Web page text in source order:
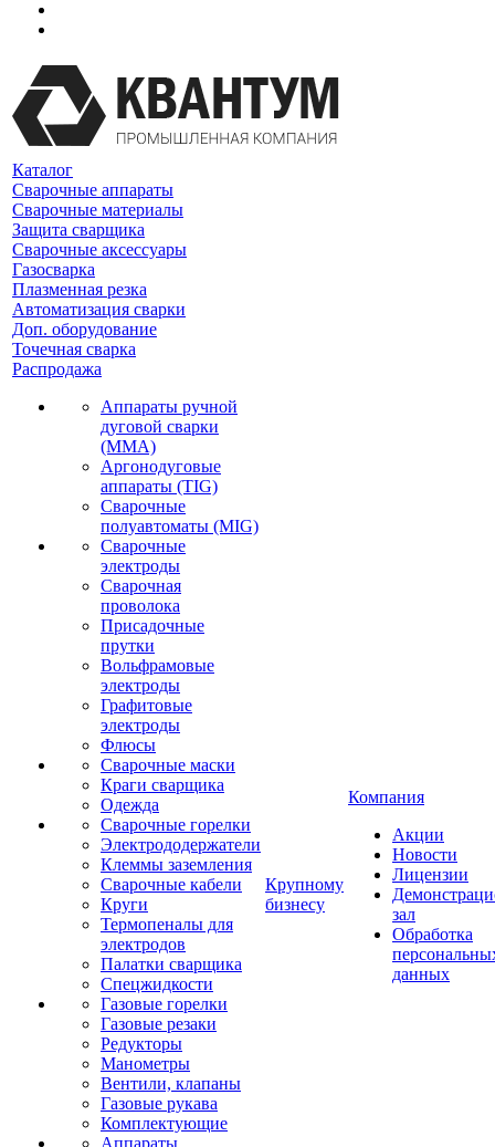
Каталог
Сварочные аппараты
Сварочные материалы
Защита сварщика
Сварочные аксессуары
Газосварка
Плазменная резка
Автоматизация сварки
Доп. оборудование
Точечная сварка
Распродажа
Аппараты ручной
дуговой сварки
(MMA)
Аргонодуговые
аппараты (TIG)
Сварочные
полуавтоматы (MIG)
Сварочные
электроды
Сварочная
проволока
Присадочные
прутки
Вольфрамовые
электроды
Графитовые
электроды
Флюсы
Сварочные маски
Краги сварщика
Одежда
Сварочные горелки
Электрододержатели
Клеммы заземления
Сварочные кабели
Круги
Термопеналы для
электродов
Палатки сварщика
Спецжидкости
Газовые горелки
Газовые резаки
Редукторы
Манометры
Вентили, клапаны
Газовые рукава
Комплектующие
Аппараты
Крупному
бизнесу
Компания
Акции
Новости
Лицензии
зал
Обработка
данных